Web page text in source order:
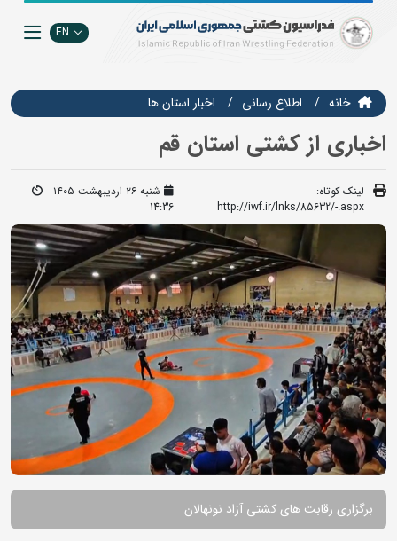
EN
خانه اطلاع رسانی اخبار استان ها
اخباری از کشتی استان قم
لینک کوتاه:
http://iwf.ir/lnks/85632/-.aspx
شنبه ۲۶ اردیبهشت ۱۴۰۵
14:36
برگزاری رقابت های کشتی آزاد نونهالان